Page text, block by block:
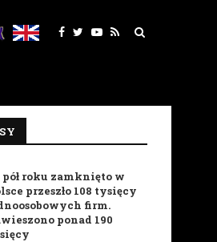
pół roku zamknięto w
przeszło 108 tysięcy
firm.
ponad 190